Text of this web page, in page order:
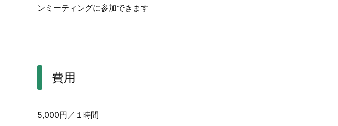
ンミーティングに参加できます
費用
5,000円／１時間